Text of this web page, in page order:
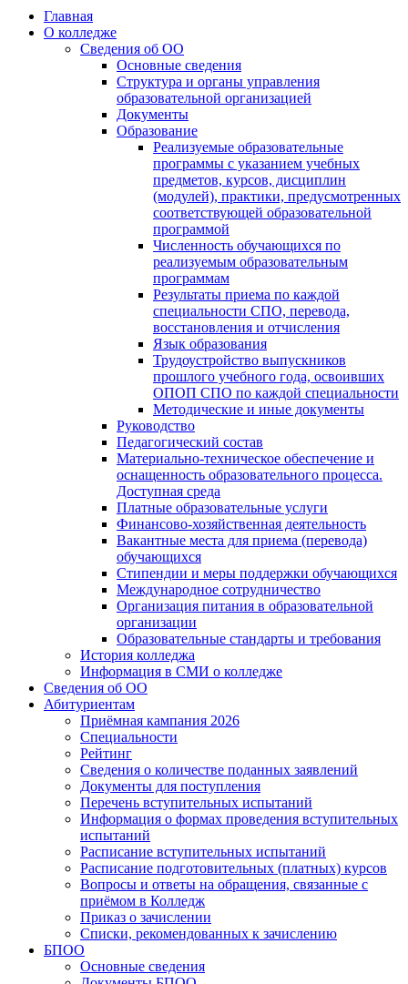
Главная
О колледже
Сведения об ОО
Основные сведения
Структура и органы управления
образовательной организацией
Документы
Образование
Реализуемые образовательные
программы с указанием учебных
предметов, курсов, дисциплин
(модулей), практики, предусмотренных
соответствующей образовательной
программой
Численность обучающихся по
реализуемым образовательным
программам
Результаты приема по каждой
специальности СПО, перевода,
восстановления и отчисления
Язык образования
Трудоустройство выпускников
прошлого учебного года, освоивших
ОПОП СПО по каждой специальности
Методические и иные документы
Руководство
Педагогический состав
Материально-техническое обеспечение и
оснащенность образовательного процесса.
Доступная среда
Платные образовательные услуги
Финансово-хозяйственная деятельность
Вакантные места для приема (перевода)
обучающихся
Стипендии и меры поддержки обучающихся
Международное сотрудничество
Организация питания в образовательной
организации
Образовательные стандарты и требования
История колледжа
Информация в СМИ о колледже
Сведения об ОО
Абитуриентам
Приёмная кампания 2026
Специальности
Рейтинг
Сведения о количестве поданных заявлений
Документы для поступления
Перечень вступительных испытаний
Информация о формах проведения вступительных
испытаний
Расписание вступительных испытаний
Расписание подготовительных (платных) курсов
Вопросы и ответы на обращения, связанные с
приёмом в Колледж
Приказ о зачислении
Списки, рекомендованных к зачислению
БПОО
Основные сведения